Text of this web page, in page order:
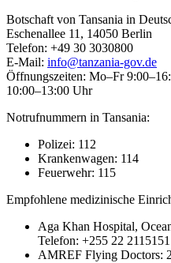
Botschaft von Tansania in
Eschenallee 11, 14050 Berlin
Telefon: +49 30 3030800
E-Mail: info@tanzania-gov.de
Öffnungszeiten: Mo–Fr
10:00–13:00 Uhr
Notrufnummern in Tansania:
Polizei: 112
Krankenwagen: 114
Feuerwehr: 115
Empfohlene medizinische
Aga Khan Hospital,
Telefon: +255 22
AMREF Flying Doctors: